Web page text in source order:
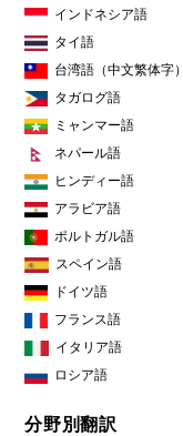
インドネシア語
タイ語
台湾語（中文繁体字）
タガログ語
ミャンマー語
ネパール語
ヒンディー語
アラビア語
ポルトガル語
スペイン語
ドイツ語
フランス語
イタリア語
ロシア語
分野別翻訳